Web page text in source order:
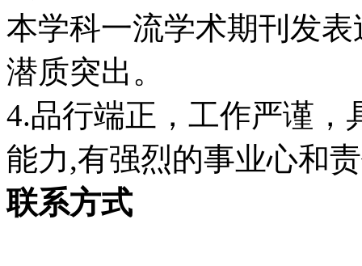
本学科一流学术期刊发
潜质突出。
4.品行端正，工作严谨，
能力,有强烈的事业心和
联系方式